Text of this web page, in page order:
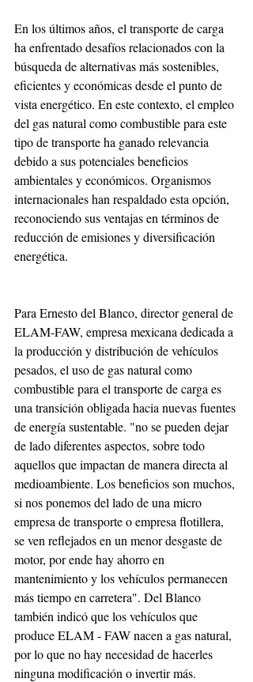
En los últimos años, el transporte de carga
ha enfrentado desafíos relacionados con la
búsqueda de alternativas más sostenibles,
eficientes y económicas desde el punto de
vista energético. En este contexto, el empleo
del gas natural como combustible para este
tipo de transporte ha ganado relevancia
debido a sus potenciales beneficios
ambientales y económicos. Organismos
internacionales han respaldado esta opción,
reconociendo sus ventajas en términos de
reducción de emisiones y diversificación
energética.
Para Ernesto del Blanco, director general de
ELAM-FAW, empresa mexicana dedicada a
la producción y distribución de vehículos
pesados, el uso de gas natural como
combustible para el transporte de carga es
una transición obligada hacia nuevas fuentes
de energía sustentable. "no se pueden dejar
de lado diferentes aspectos, sobre todo
aquellos que impactan de manera directa al
medioambiente. Los beneficios son muchos,
si nos ponemos del lado de una micro
empresa de transporte o empresa flotillera,
se ven reflejados en un menor desgaste de
motor, por ende hay ahorro en
mantenimiento y los vehículos permanecen
más tiempo en carretera". Del Blanco
también indicó que los vehículos que
produce ELAM - FAW nacen a gas natural,
por lo que no hay necesidad de hacerles
ninguna modificación o invertir más.